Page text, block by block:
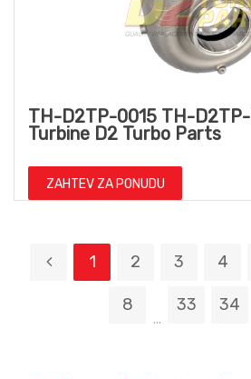
TH-D2TP-0015 TH-
Turbine D2 Turbo Parts
ZAHTEV ZA PONUDU
1 2 3 4
8
...
33 34